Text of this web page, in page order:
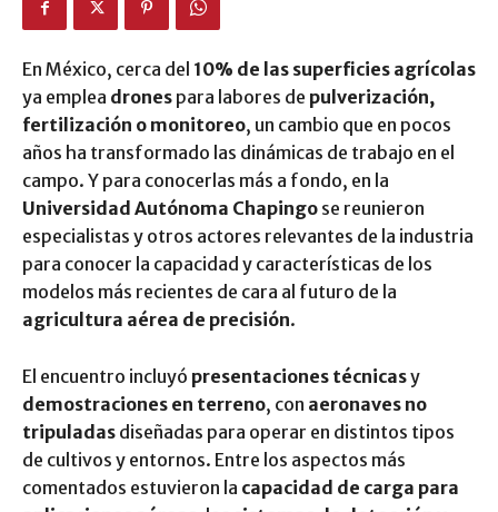
En México, cerca del 10% de las superficies agrícolas
ya emplea drones para labores de pulverización,
fertilización o monitoreo, un cambio que en pocos
años ha transformado las dinámicas de trabajo en el
campo. Y para conocerlas más a fondo, en la
Universidad Autónoma Chapingo se reunieron
especialistas y otros actores relevantes de la industria
para conocer la capacidad y características de los
modelos más recientes de cara al futuro de la
agricultura aérea de precisión.
El encuentro incluyó presentaciones técnicasy
demostraciones en terreno, con aeronaves no
tripuladas diseñadas para operar en distintos tipos
de cultivos y entornos. Entre los aspectos más
comentados estuvieron la capacidad de carga para